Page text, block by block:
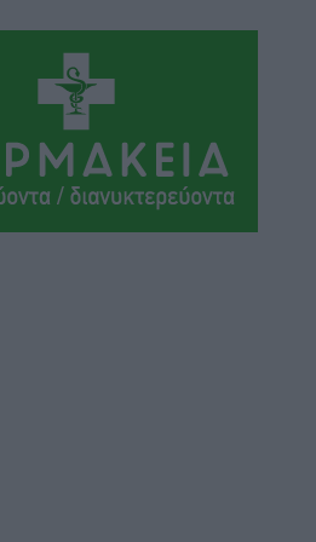
πριν 3 ώρες
Στα «κυανέρυθρα» ο
4 ώρες